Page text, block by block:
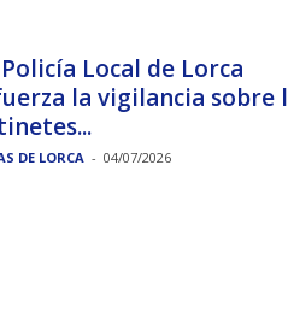
Local de Lorca
la vigilancia sobre
DE LORCA - 04/07/2026